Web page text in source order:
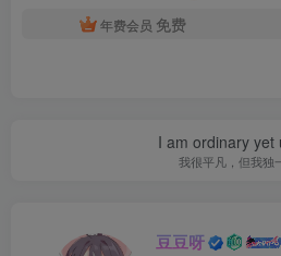
年费会员 免费
I am ordinary yet
我很平凡，但我独
豆豆呀